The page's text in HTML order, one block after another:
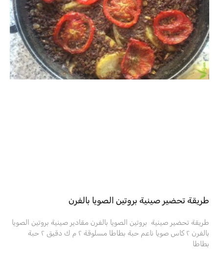
طريقة تحضير صينية بروتين الصويا بالفرن
طريقة تحضير صينية بروتين الصويا بالفرن مقادير صينية بروتين الصويا
بالفرن ٢ كاس صويا ناعم حبة بطاطا مسلوقة ٢ م ك دقيق ٢ حبة
بطاطا